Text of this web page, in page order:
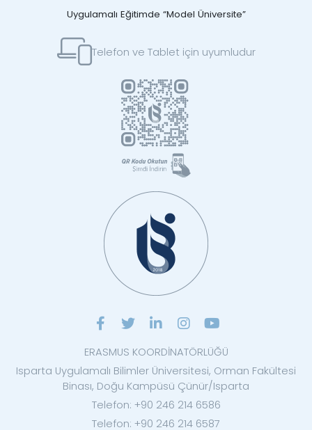
Uygulamalı Eğitimde “Model Üniversite”
Telefon ve Tablet için uyumludur
ERASMUS KOORDİNATÖRLÜĞÜ
Isparta Uygulamalı Bilimler Üniversitesi, Orman Fakültesi
Binası, Doğu Kampüsü Çünür/Isparta
Telefon: +90 246 214 6586
Telefon: +90 246 214 6587